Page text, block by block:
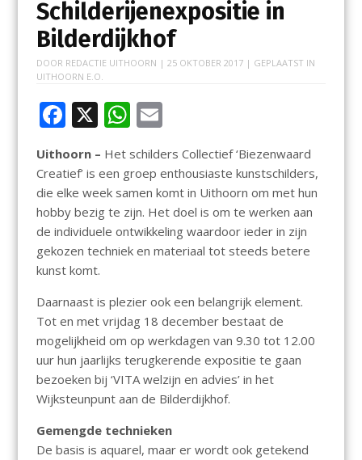
Schilderijenexpositie in
Bilderdijkhof
DOOR REDACTIE UITHOORN | 25 OKTOBER 2017| GEPLAATST IN
UITHOORN E.O.
F
e
b
o
o
k
X W
h
at
s
A
p
E
ai
l
Uithoorn – Het schilders Collectief ‘Biezenwaard
Creatief’ is een groep enthousiaste kunstschilders,
die elke week samen komt in Uithoorn om met hun
hobby bezig te zijn. Het doel is om te werken aan
de individuele ontwikkeling waardoor ieder in zijn
gekozen techniek en materiaal tot steeds betere
kunst komt.
Daarnaast is plezier ook een belangrijk element.
Tot en met vrijdag 18 december bestaat de
mogelijkheid om op werkdagen van 9.30 tot 12.00
uur hun jaarlijks terugkerende expositie te gaan
bezoeken bij ‘VITA welzijn en advies’ in het
Wijksteunpunt aan de Bilderdijkhof.
Gemengde technieken
De basis is aquarel, maar er wordt ook getekend